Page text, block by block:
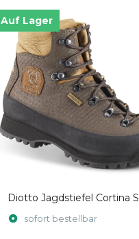
Auf Lager
Diotto Jagdstiefel Cortina S
sofort bestellbar